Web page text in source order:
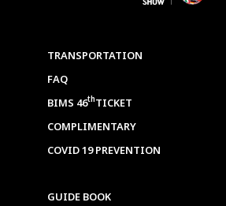
TRANSPORTATION
FAQ
BIMS 46thTICKET
COMPLIMENTARY
COVID 19 PREVENTION
GUIDE BOOK